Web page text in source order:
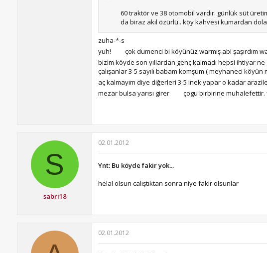
60 traktör ve 38 otomobil vardır. günlük süt
da biraz akıl özürlü.. köy kahvesi kumardan
zuha-*-s
yuh!
çok dumenci bi köyünüz warmış abi şaşırdım
bizim köyde son yıllardan genç kalmadı hepsi ihtiyar ne
çalışanlar 3-5 sayılı babam komşum ( meyhaneci
aç kalmayım diye diğerleri 3-5 inek yapar o kadar
mezar bulsa yarısı girer
çogu birbirine muhalefettir.
S
sabri18
02.01.2012
Ynt: Bu köyde fakir yok...
helal olsun calıştıktan sonra niye fakir olsunlar
02.01.2012